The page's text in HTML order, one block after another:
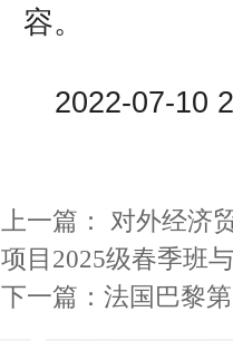
容。
2022-07-10
上一篇： 对外经济
项目2025级春季班
下一篇： 法国巴黎